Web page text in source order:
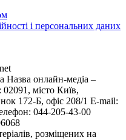
і персональних даних
Назва онлайн-медіа –
місто Київ,
172-Б, офіс 208/1 E-mail:
044-205-43-00
розміщених на